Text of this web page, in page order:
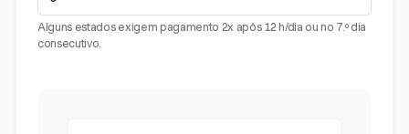
Alguns estados exigem pagamento 2x após 12 h/dia ou no 7.º dia
consecutivo.